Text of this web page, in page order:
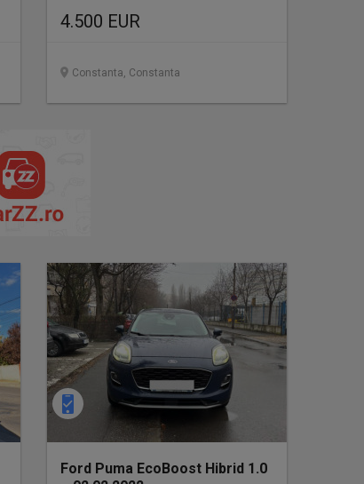
4.500 EUR
Constanta, Constanta
Ford Puma EcoBoost Hibrid 1.0